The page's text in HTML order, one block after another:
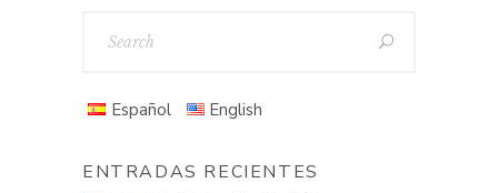
Español English
ENTRADAS RECIENTES